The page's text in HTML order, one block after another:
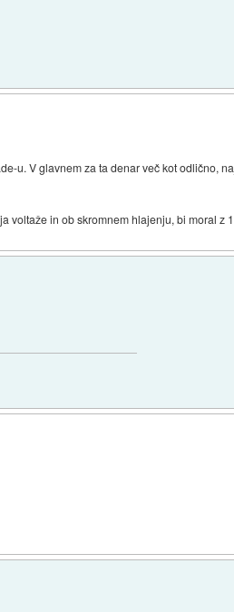
u. V glavnem za ta denar več kot odlično,
voltaže in ob skromnem hlajenju, bi moral z